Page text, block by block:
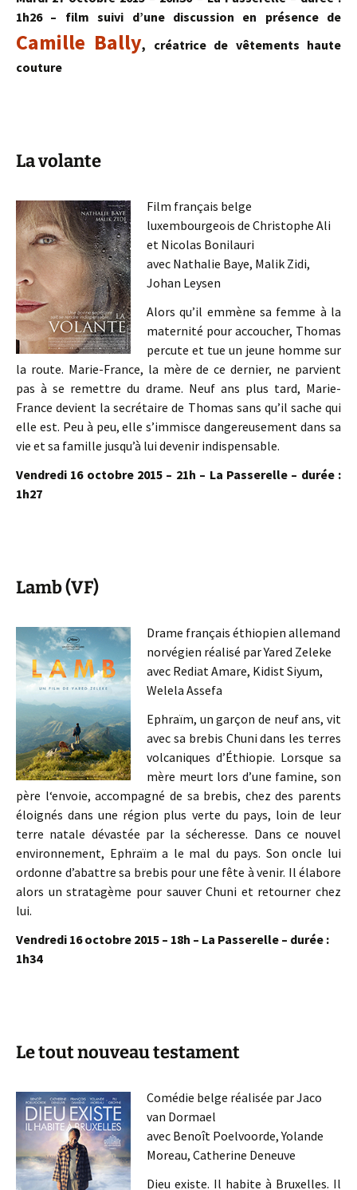
1h26 – film suivi d’une discussion en présence de
Camille Bally, créatrice de vêtements haute
couture
La volante
Film français belge
luxembourgeois de Christophe Ali
et Nicolas Bonilauri
avec Nathalie Baye, Malik Zidi,
Johan Leysen
Alors qu’il emmène sa femme à la
maternité pour accoucher, Thomas
percute et tue un jeune homme sur
la route. Marie-France, la mère de ce dernier, ne parvient
pas à se remettre du drame. Neuf ans plus tard, Marie-
France devient la secrétaire de Thomas sans qu’il sache qui
elle est. Peu à peu, elle s’immisce dangereusement dans sa
vie et sa famille jusqu’à lui devenir indispensable.
Vendredi 16 octobre 2015 – 21h – La Passerelle – durée :
1h27
Lamb (VF)
Drame français éthiopien allemand
norvégien réalisé par Yared Zeleke
avec Rediat Amare, Kidist Siyum,
Welela Assefa
Ephraïm, un garçon de neuf ans, vit
avec sa brebis Chuni dans les terres
volcaniques d’Éthiopie. Lorsque sa
mère meurt lors d’une famine, son
père l‘envoie, accompagné de sa brebis, chez des parents
éloignés dans une région plus verte du pays, loin de leur
terre natale dévastée par la sécheresse. Dans ce nouvel
environnement, Ephraïm a le mal du pays. Son oncle lui
ordonne d’abattre sa brebis pour une fête à venir. Il élabore
alors un stratagème pour sauver Chuni et retourner chez
lui.
Vendredi 16 octobre 2015 – 18h – La Passerelle – durée :
1h34
Le tout nouveau testament
Comédie belge réalisée par Jaco
van Dormael
avec Benoît Poelvoorde, Yolande
Moreau, Catherine Deneuve
Dieu existe. Il habite à Bruxelles. Il